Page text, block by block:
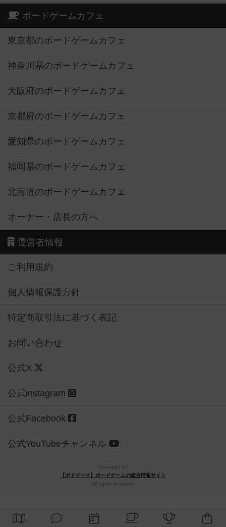
ボードゲームカフェ
東京都のボードゲームカフェ
神奈川県のボードゲームカフェ
大阪府のボードゲームカフェ
京都府のボードゲームカフェ
愛知県のボードゲームカフェ
福岡県のボードゲームカフェ
北海道のボードゲームカフェ
オーナー・店長の方へ
運営者情報
ご利用規約
個人情報保護方針
特定商取引法に基づく表記
お問い合わせ
公式X
公式instagram
公式Facebook
公式YouTubeチャンネル
Copyright (c)
【ボドゲーマ】ボードゲームの総合情報サイト
All rights reserved.